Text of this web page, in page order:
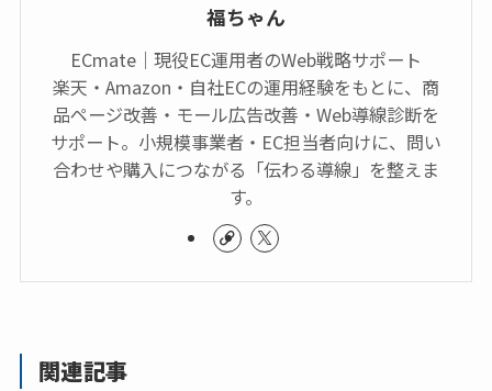
福ちゃん
ECmate｜現役EC運用者のWeb戦略サポート
楽天・Amazon・自社ECの運用経験をもとに、商
品ページ改善・モール広告改善・Web導線診断を
サポート。小規模事業者・EC担当者向けに、問い
合わせや購入につながる「伝わる導線」を整えま
す。
関連記事